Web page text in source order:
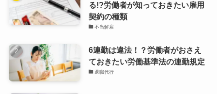
る!?労働者が知っておきたい雇用
契約の種類
不当解雇
6連勤は違法！？労働者がおさえ
ておきたい労働基準法の連勤規定
退職代行